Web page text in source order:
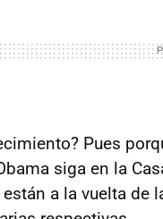
Pues
siga en la
a la vuelta de